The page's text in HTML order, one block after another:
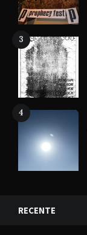
3
4
RECENTE